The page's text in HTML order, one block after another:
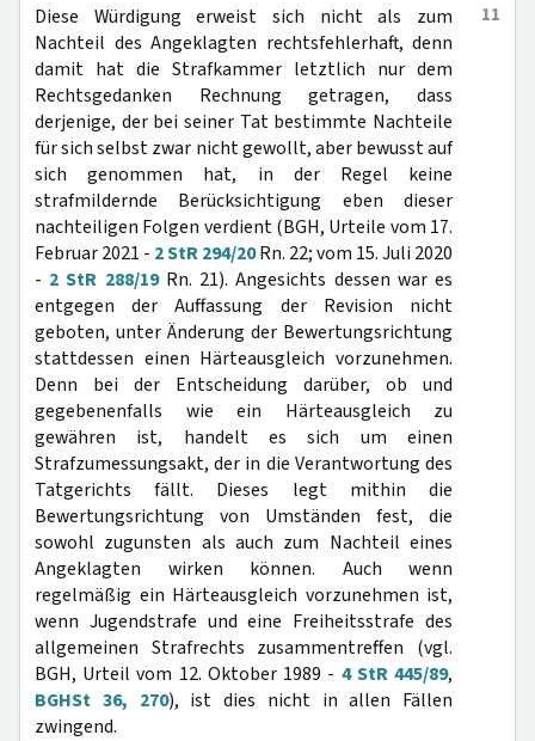
11
Diese Würdigung erweist sich nicht als zum
Nachteil des Angeklagten rechtsfehlerhaft, denn
damit hat die Strafkammer letztlich nur dem
Rechtsgedanken Rechnung getragen, dass
derjenige, der bei seiner Tat bestimmte Nachteile
für sich selbst zwar nicht gewollt, aber bewusst auf
sich genommen hat, in der Regel keine
strafmildernde Berücksichtigung eben dieser
nachteiligen Folgen verdient (BGH, Urteile vom 17.
Februar 2021 - 2 StR 294/20Rn. 22; vom 15. Juli 2020
- 2 StR 288/19Rn. 21). Angesichts dessen war es
entgegen der Auffassung der Revision nicht
geboten, unter Änderung der Bewertungsrichtung
stattdessen einen Härteausgleich vorzunehmen.
Denn bei der Entscheidung darüber, ob und
gegebenenfalls wie ein Härteausgleich zu
gewähren ist, handelt es sich um einen
Strafzumessungsakt, der in die Verantwortung des
Tatgerichts fällt. Dieses legt mithin die
Bewertungsrichtung von Umständen fest, die
sowohl zugunsten als auch zum Nachteil eines
Angeklagten wirken können. Auch wenn
regelmäßig ein Härteausgleich vorzunehmen ist,
wenn Jugendstrafe und eine Freiheitsstrafe des
allgemeinen Strafrechts zusammentreffen (vgl.
BGH, Urteil vom 12. Oktober 1989 - 4 StR 445/89,
BGHSt 36, 270), ist dies nicht in allen Fällen
zwingend.